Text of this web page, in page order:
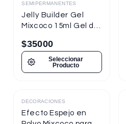
SEMIPERMANENTES
Jelly Builder Gel
Mixcoco 15ml Gel de
$35000
Seleccionar
Producto
Destacado
DECORACIONES
Efecto Espejo en